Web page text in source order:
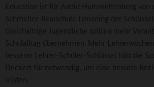
Education ist für Astrid Hummeltenberg von
Schmeller-Realschule Ismaning der
Gleichaltrige Jugendliche sollten mehr
Schulalltag übernehmen. Mehr
besserer Lehrer-Schüler-Schlüssel hält die
Deckert für notwendig, um eine bessere
leisten.